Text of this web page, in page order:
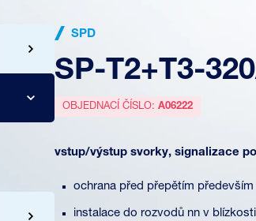
SPD
SP-T2+T3-
OBJEDNACÍ ČÍSLO: A06222
vstup/výstup svorky, signalizace
ochrana před přepětím
instalace do rozvodů nn v